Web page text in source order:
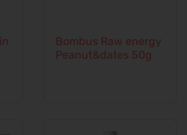
Bombus Raw energy
Peanut&dates 50g